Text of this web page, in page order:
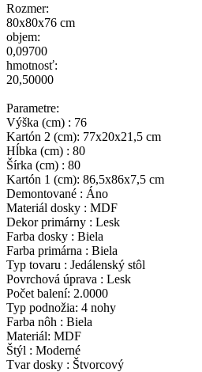
Rozmer:
80x80x76 cm
objem:
0,09700
hmotnosť:
20,50000
Parametre:
Výška (cm) : 76
Kartón 2 (cm): 77x20x21,5 cm
Hĺbka (cm) : 80
Šírka (cm) : 80
Kartón 1 (cm): 86,5x86x7,5 cm
Demontované : Áno
Materiál dosky : MDF
Dekor primárny : Lesk
Farba dosky : Biela
Farba primárna : Biela
Typ tovaru : Jedálenský stôl
Povrchová úprava : Lesk
Počet balení: 2.0000
Typ podnožia: 4 nohy
Farba nôh : Biela
Materiál: MDF
Štýl : Moderné
Tvar dosky : Štvorcový